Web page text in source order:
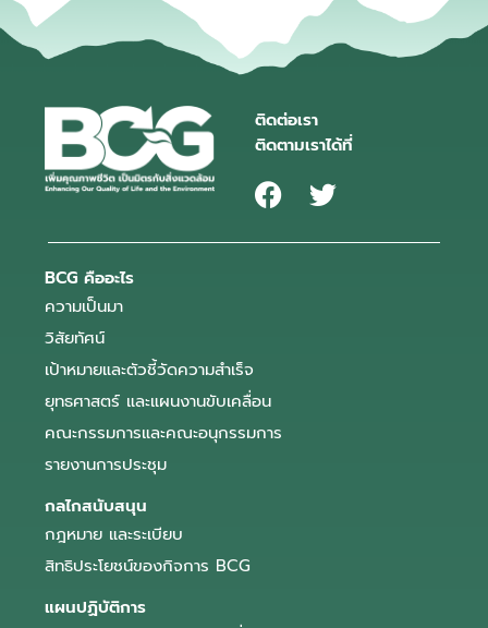
ติดต่อเรา
ติดตามเราได้ที่
BCG คืออะไร
ความเป็นมา
วิสัยทัศน์
เป้าหมายและตัวชี้วัดความสำเร็จ
ยุทธศาสตร์ และแผนงานขับเคลื่อน
คณะกรรมการและคณะอนุกรรมการ
รายงานการประชุม
กลไกสนับสนุน
กฎหมาย และระเบียบ
สิทธิประโยชน์ของกิจการ BCG
แผนปฏิบัติการ